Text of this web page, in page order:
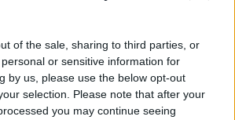
of the sale, sharing to third parties, or
or sensitive information for
by us, please use the below opt-out
selection. Please note that after your
you may continue seeing
cliniche di estetica medicale avanzata
a San Pasquale arriva il Campo Base: